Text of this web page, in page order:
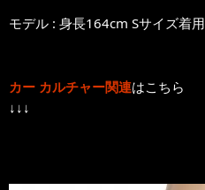
モデル : 身長164cm Sサイズ着用
カー カルチャー関連はこちら
↓↓↓